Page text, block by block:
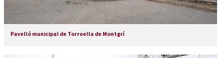
Pavelló municipal de Torroella de Montgrí